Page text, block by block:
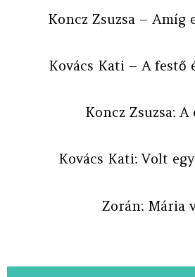
Koncz Zsuzsa – Amíg
Kovács Kati – A festő
Koncz Zsuzsa: A
Kovács Kati: Volt
Zorán: Mária